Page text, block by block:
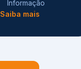
Informação
Saiba mais